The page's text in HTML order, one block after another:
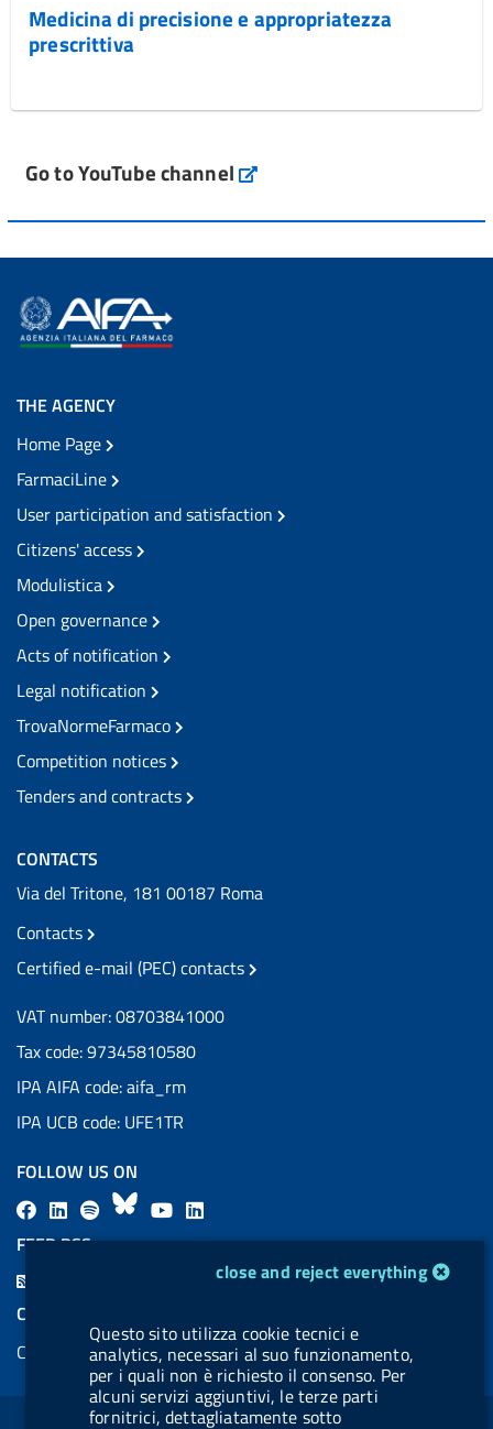
Medicina di precisione e appropriatezza
prescrittiva
Go to YouTube channel
cookie management moduleclose and reject everything
Questo sito utilizza cookie tecnici e
analytics, necessari al suo funzionamento,
per i quali non è richiesto il consenso. Per
alcuni servizi aggiuntivi, le terze parti
fornitrici, dettagliatamente sotto
THE AGENCY
Home Page
FarmaciLine
User participation and satisfaction
Citizens' access
Modulistica
Open governance
Acts of notification
Legal notification
TrovaNormeFarmaco
Competition notices
Tenders and contracts
CONTACTS
Via del Tritone, 181 00187 Roma
Contacts
Certified e-mail (PEC) contacts
VAT number: 08703841000
Tax code: 97345810580
IPA AIFA code: aifa_rm
IPA UCB code: UFE1TR
FOLLOW US ON
F
a
L
i
a
l
.
b
u
B
l
s
k
y
Y
o
u
b
e
i
e
d
i
n
FEED RSS
COOKIES
Cookie management
Sezione Link Utili